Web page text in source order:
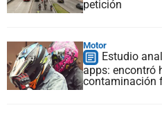
petición
Motor
Estudio
apps: encontró
contaminación